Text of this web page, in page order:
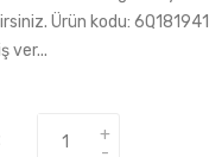
Ürün kodu:
ver...